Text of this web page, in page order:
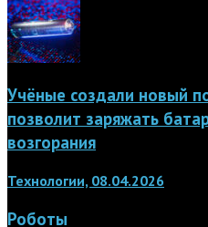
Учёные создали новый
позволит заряжать
возгорания
Технологии, 08.04.2026
Роботы